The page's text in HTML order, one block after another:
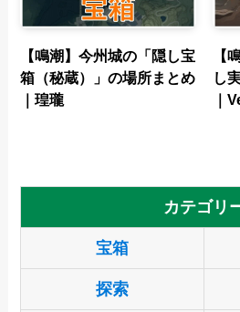
【鳴潮】今州城の「隠し宝
箱（秘蔵）」の場所まとめ
｜瑝瓏
【
し
｜
カテゴリ
宝箱
探索